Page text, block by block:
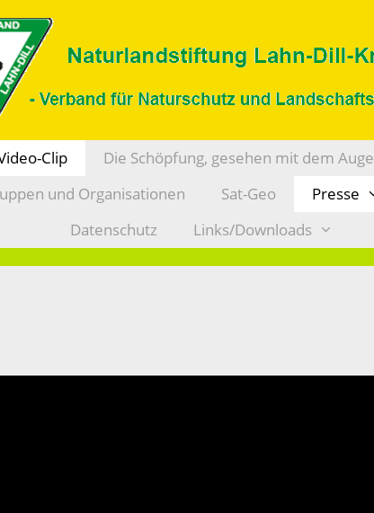
Clip Die Schöpfung, gesehen mit dem Auge
und Organisationen Sat-Geo Presse
Datenschutz
Links/Downloads